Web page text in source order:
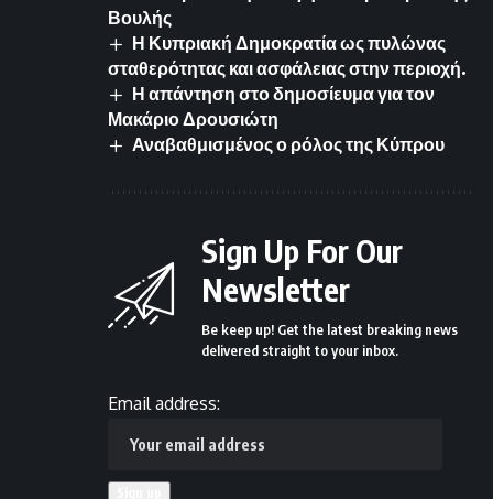
Βουλής
Η Κυπριακή Δημοκρατία ως πυλώνας
σταθερότητας και ασφάλειας στην περιοχή.
Η απάντηση στο δημοσίευμα για τον
Μακάριο Δρουσιώτη
Αναβαθμισμένος ο ρόλος της Κύπρου
Sign Up For Our
Newsletter
Be keep up! Get the latest breaking news
delivered straight to your inbox.
Email address: